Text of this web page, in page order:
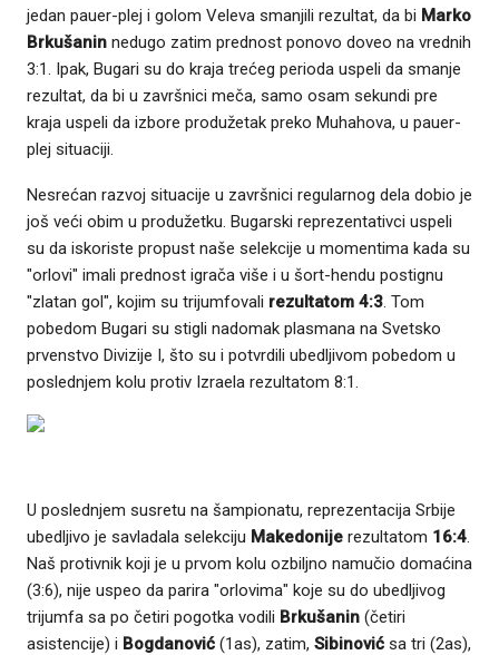
jedan pauer-plej i golom Veleva smanjili rezultat, da bi Marko
Brkušanin nedugo zatim prednost ponovo doveo na vrednih
3:1. Ipak, Bugari su do kraja trećeg perioda uspeli da smanje
rezultat, da bi u završnici meča, samo osam sekundi pre
kraja uspeli da izbore produžetak preko Muhahova, u pauer-
plej situaciji.
Nesrećan razvoj situacije u završnici regularnog dela dobio je
još veći obim u produžetku. Bugarski reprezentativci uspeli
su da iskoriste propust naše selekcije u momentima kada su
"orlovi" imali prednost igrača više i u šort-hendu postignu
"zlatan gol", kojim su trijumfovali rezultatom 4:3. Tom
pobedom Bugari su stigli nadomak plasmana na Svetsko
prvenstvo Divizije I, što su i potvrdili ubedljivom pobedom u
poslednjem kolu protiv Izraela rezultatom 8:1.
U poslednjem susretu na šampionatu, reprezentacija Srbije
ubedljivo je savladala selekciju Makedonije rezultatom 16:4.
Naš protivnik koji je u prvom kolu ozbiljno namučio domaćina
(3:6), nije uspeo da parira "orlovima" koje su do ubedljivog
trijumfa sa po četiri pogotka vodili Brkušanin (četiri
asistencije) i Bogdanović (1as), zatim, Sibinović sa tri (2as),